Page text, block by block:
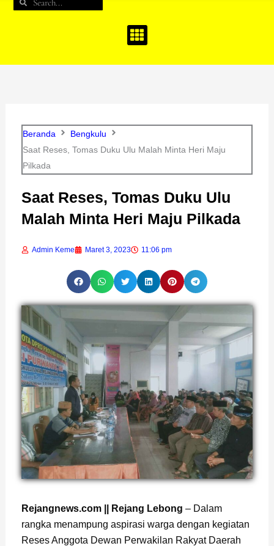
Beranda
Bengkulu
Saat Reses, Tomas Duku Ulu Malah Minta Heri Maju
Pilkada
Saat Reses, Tomas Duku Ulu
Malah Minta Heri Maju Pilkada
Admin Keme Maret 3, 2023 11:06 pm
Rejangnews.com || Rejang Lebong – Dalam
rangka menampung aspirasi warga dengan kegiatan
Reses Anggota Dewan Perwakilan Rakyat Daerah
Page
, Page
, Page